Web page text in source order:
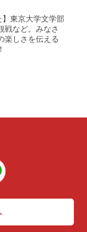
】東京大学文学部
戦など。みなさ
楽しさを伝える